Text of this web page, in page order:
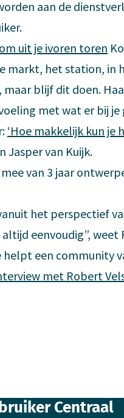
aan de
uit je ivoren toren
markt, het station,
maar blijf dit doen.
met wat er bij
‘Hoe makkelijk kun je
Jasper van Kuijk.
van 3 jaar
het perspectief
eenvoudig”,
helpt een community
met Robert
Centraal